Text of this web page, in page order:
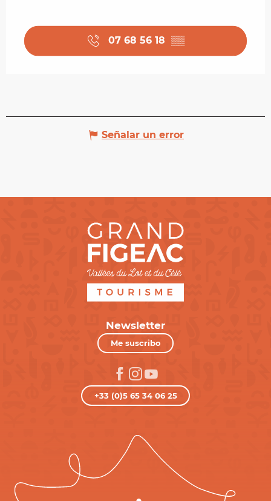
07 68 56 18 ▒▒
Señalar un error
Newsletter
Me suscribo
+33 (0)5 65 34 06 25